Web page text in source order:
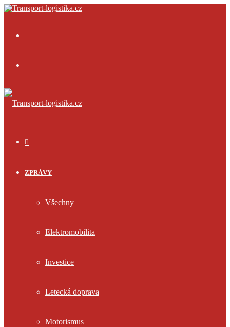
ZPRÁVY
Všechny
Elektromobilita
Investice
Letecká doprava
Motorismus